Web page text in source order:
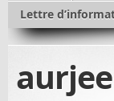
Lettre
aurjee